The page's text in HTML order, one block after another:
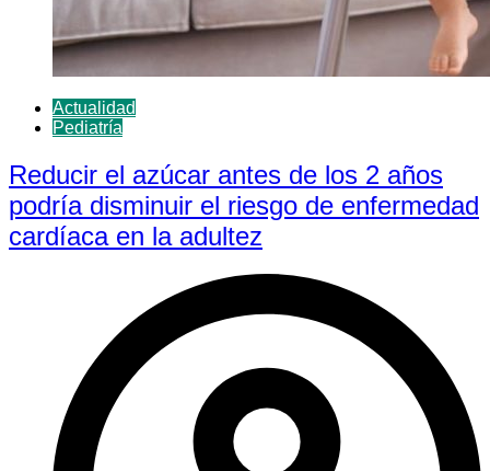
Actualidad
Pediatría
Reducir el azúcar antes de los 2 años
podría disminuir el riesgo de enfermedad
cardíaca en la adultez